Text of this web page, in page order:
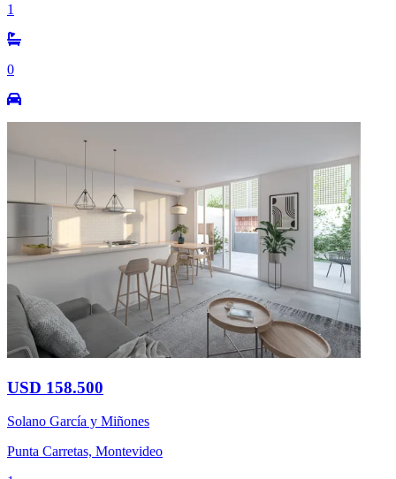
1
0
USD 158.500
Solano García y Miñones
Punta Carretas, Montevideo